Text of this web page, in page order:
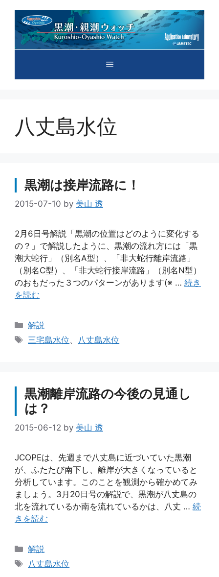
メ
ュ
八丈島水位
黒潮は接岸流路に！
2015-07-10 by 美山 透
2月6日号解説「黒潮の位置はどのように変化する
の？」で解説したように、黒潮の流れ方には「黒
潮大蛇行」（別名A型）、「非大蛇行離岸流路」
（別名C型）、「非大蛇行接岸流路」（別名N型）
のおもだった３つのパターンがあります(※ … 続き
を読む
カ
テ
解説
タ
三宅島水位、 八丈島水位
黒潮離岸流路の今後の見通し
は？
2015-06-12 by 美山 透
JCOPEは、先週まで八丈島に近づいていた黒潮
が、ふたたび南下し、離岸が大きくなっていると
分析しています。このことを観測から確かめてみ
ましょう。3月20日号の解説で、黒潮が八丈島の
北を流れているか南を流れているかは、八丈 … 続
きを読む
カ
テ
ゴ
解説
タ
八丈島水位